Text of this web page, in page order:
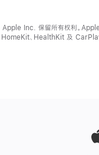
Inc. 保留所有权利。Apple
HomeKit、HealthKit 及 CarPlay